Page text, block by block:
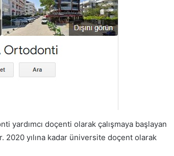
yardımcı doçenti olarak çalışmaya başlayan
2020 yılına kadar üniversite doçent olarak